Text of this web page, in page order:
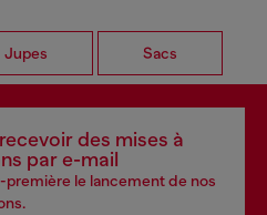
Jupes Sacs
des mises à
par e-mail
le lancement de nos